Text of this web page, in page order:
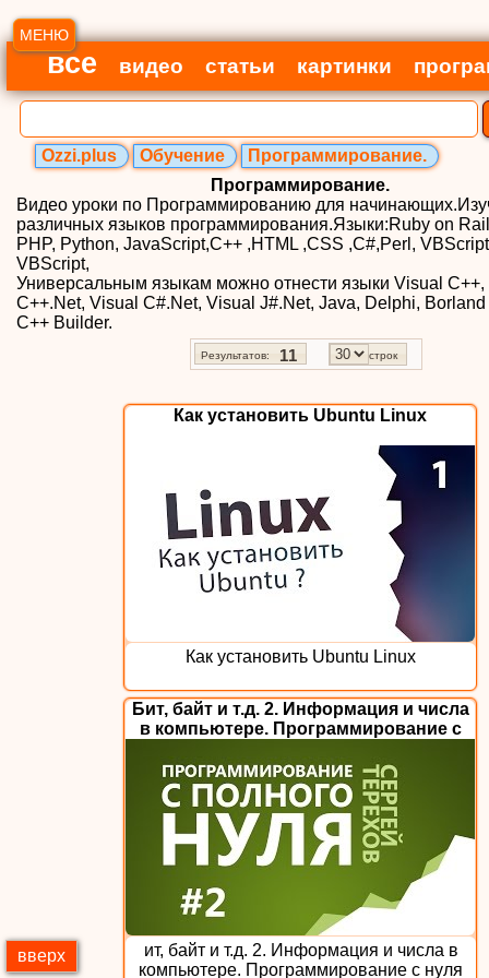
МЕНЮ
все видео статьи картинки
Ozzi.plus Обучение
Программирование.
Программирование.
Видео уроки по Программированию для
различных языков программирования.Языки:Ruby on
PHP, Python, JavaScript,C++ ,HTML ,CSS ,C#,Perl,
VBScript,
Универсальным языкам можно отнести языки Visual
C++.Net, Visual C#.Net, Visual J#.Net, Java, Delphi,
C++ Builder.
Результатов: 11 строк
Как установить Ubuntu Linux
Как установить Ubuntu Linux
Бит, байт и т.д. 2. Информация и числа
в компьютере. Программирование с
ит, байт и т.д. 2. Информация и числа в
компьютере. Программирование с нуля
вверх